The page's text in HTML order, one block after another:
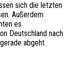
sich die letzten
Außerdem
es
Deutschland nach
abgeht.